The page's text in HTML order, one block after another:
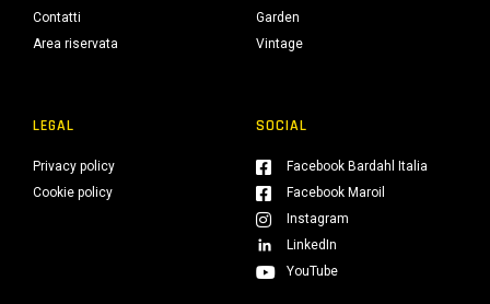
Contatti
Area riservata
Garden
Vintage
LEGAL
Privacy policy
Cookie policy
SOCIAL
Facebook Bardahl Italia
Facebook Maroil
Instagram
LinkedIn
YouTube